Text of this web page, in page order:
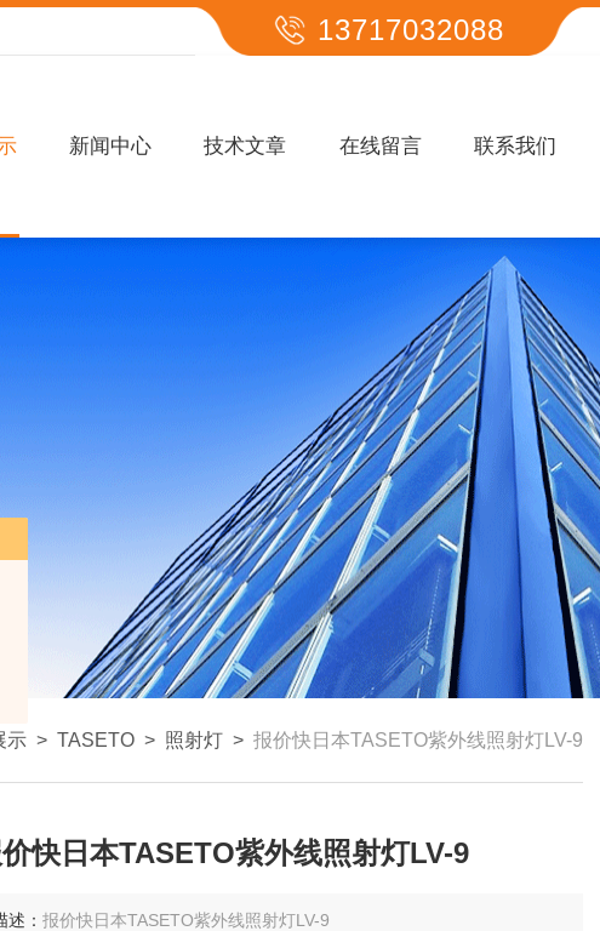
13717032088
新闻中心 技术文章 在线留言 联系我们
示 > TASETO > 照射灯 > 报价快日本TASETO紫外线照射灯LV-9
快日本TASETO紫外线照射灯LV-9
述：报价快日本TASETO紫外线照射灯LV-9